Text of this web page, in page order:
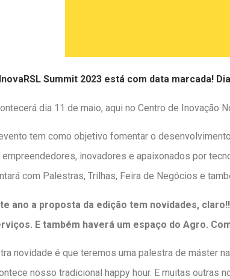
Summit 2023 está com data marcada!
dia 11 de maio, aqui no Centro de Inovação
tem como objetivo fomentar o
inovadores e apaixonados por
com Palestras, Trilhas, Feira de Negócios e
ano a proposta da edição tem novidades,
E também haverá um espaço do Agro.
novidade é que teremos uma palestra de máster
nosso tradicional happy hour. E muitas outras